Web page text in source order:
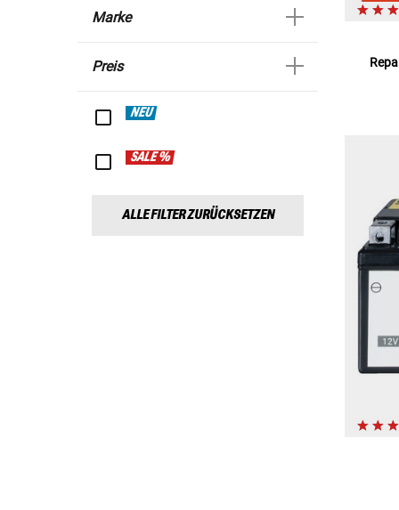
Marke
Preis
NEU
SALE %
ALLE FILTER ZURÜCKSETZEN